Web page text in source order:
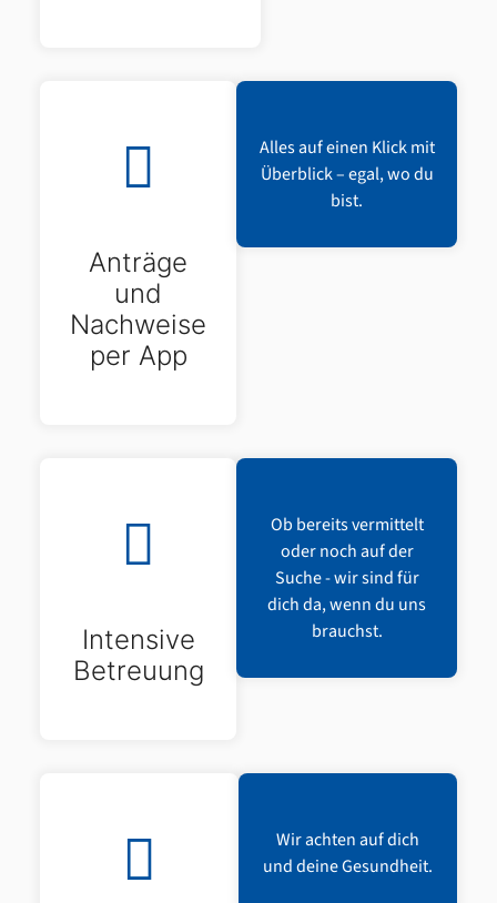
Anträge
und
Nachweise
per App
Alles auf einen Klick mit
Überblick – egal, wo du
bist.
Intensive
Betreuung
Ob bereits vermittelt
oder noch auf der
Suche - wir sind für
dich da, wenn du uns
brauchst.
Wir achten auf dich
und deine Gesundheit.